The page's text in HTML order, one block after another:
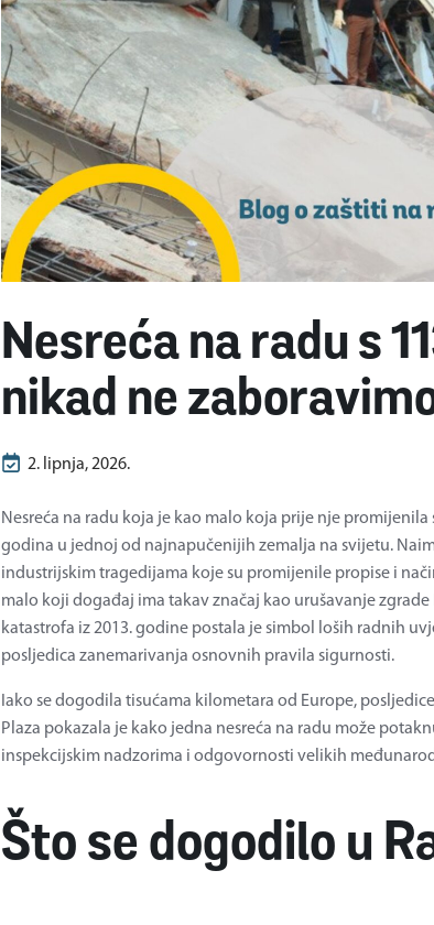
Nesreća na radu s
nikad ne
2. lipnja, 2026.
Nesreća na radu koja je kao malo koja prije nje promijenila
godina u jednoj od najnapučenijih zemalja na svijetu.
industrijskim tragedijama koje su promijenile propise i
malo koji događaj ima takav značaj kao urušavanje zgrade
katastrofa iz 2013. godine postala je simbol loših radnih
posljedica zanemarivanja osnovnih pravila sigurnosti.
Iako se dogodila tisućama kilometara od Europe,
Plaza pokazala je kako jedna nesreća na radu može
inspekcijskim nadzorima i odgovornosti velikih
Što se dogodilo u